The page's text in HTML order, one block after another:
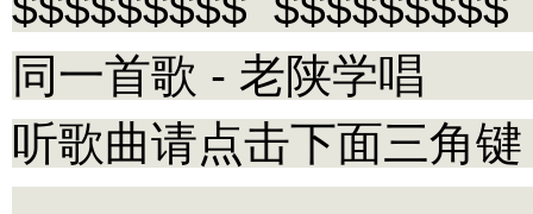
同一首歌 - 老陕学唱
听歌曲请点击下面三角键